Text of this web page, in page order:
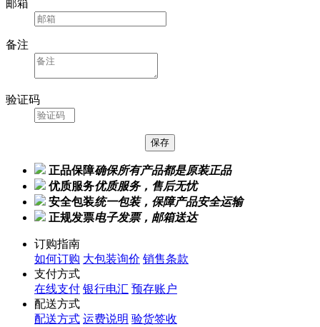
邮箱
备注
验证码
正品保障确保所有产品都是原装正品
优质服务优质服务，售后无忧
安全包装统一包装，保障产品安全运输
正规发票电子发票，邮箱送达
订购指南
如何订购 大包装询价 销售条款
支付方式
在线支付 银行电汇 预存账户
配送方式
配送方式 运费说明 验货签收